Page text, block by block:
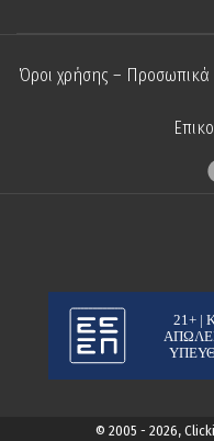
Όροι χρήσης – Προσωπικά
© 2005 - 2026,